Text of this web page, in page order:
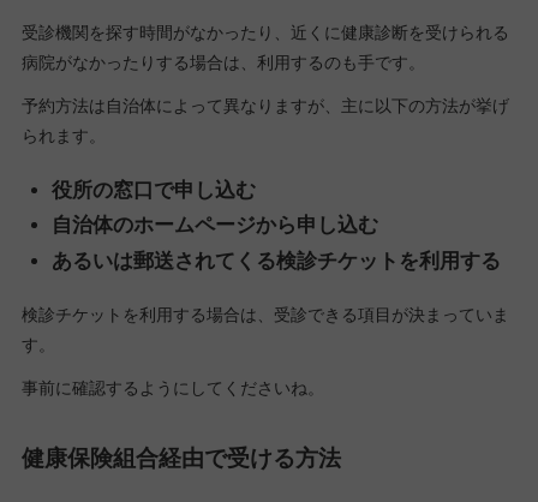
受診機関を探す時間がなかったり、近くに健康診断を受けられる
病院がなかったりする場合は、利用するのも手です。
予約方法は自治体によって異なりますが、主に以下の方法が挙げ
られます。
役所の窓口で申し込む
自治体のホームページから申し込む
あるいは郵送されてくる検診チケットを利用する
検診チケットを利用する場合は、受診できる項目が決まっていま
す。
事前に確認するようにしてくださいね。
健康保険組合経由で受ける方法